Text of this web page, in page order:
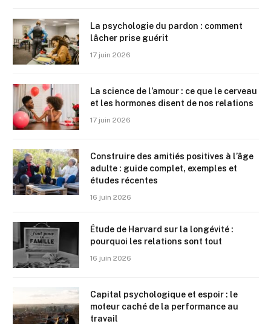
La psychologie du pardon : comment
lâcher prise guérit
17 juin 2026
La science de l’amour : ce que le cerveau
et les hormones disent de nos relations
17 juin 2026
Construire des amitiés positives à l’âge
adulte : guide complet, exemples et
études récentes
16 juin 2026
Étude de Harvard sur la longévité :
pourquoi les relations sont tout
16 juin 2026
Capital psychologique et espoir : le
moteur caché de la performance au
travail